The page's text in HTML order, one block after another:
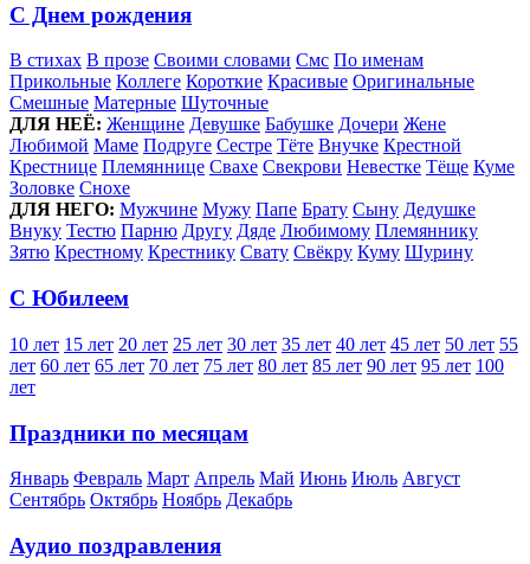
С Днем рождения
В стихах В прозе Своими словами Смс По именам
Прикольные Коллеге Короткие Красивые Оригинальные
Смешные Матерные Шуточные
ДЛЯ НЕЁ: Женщине Девушке Бабушке Дочери Жене
Любимой Маме Подруге Сестре Тёте Внучке Крестной
Крестнице Племяннице Свахе Свекрови Невестке Тёще Куме
Золовке Снохе
ДЛЯ НЕГО: Мужчине Мужу Папе Брату Сыну Дедушке
Внуку Тестю Парню Другу Дяде Любимому Племяннику
Зятю Крестному Крестнику Свату Свёкру Куму Шурину
С Юбилеем
10 лет 15 лет 20 лет 25 лет 30 лет 35 лет 40 лет 45 лет 50 лет 55
лет 60 лет 65 лет 70 лет 75 лет 80 лет 85 лет 90 лет 95 лет 100
лет
Праздники по месяцам
Январь Февраль Март Апрель Май Июнь Июль Август
Сентябрь Октябрь Ноябрь Декабрь
Аудио поздравления